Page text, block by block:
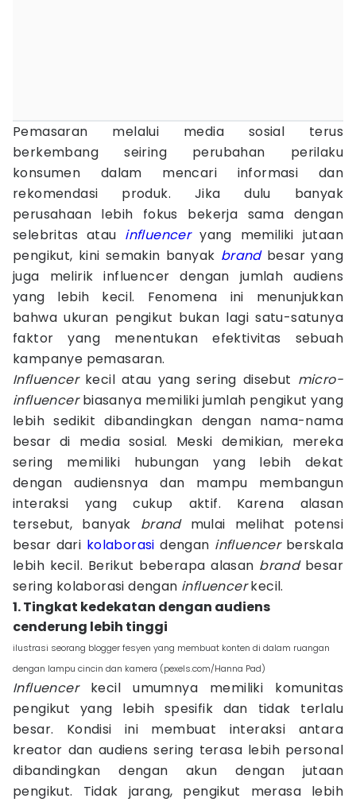
Pemasaran melalui media sosial terus
berkembang seiring perubahan perilaku
konsumen dalam mencari informasi dan
rekomendasi produk. Jika dulu banyak
perusahaan lebih fokus bekerja sama dengan
selebritas atau influenceryang memiliki jutaan
pengikut, kini semakin banyak brandbesar yang
juga melirik influencer dengan jumlah audiens
yang lebih kecil. Fenomena ini menunjukkan
bahwa ukuran pengikut bukan lagi satu-satunya
faktor yang menentukan efektivitas sebuah
kampanye pemasaran.
Influencerkecil atau yang sering disebut micro-
influencerbiasanya memiliki jumlah pengikut yang
lebih sedikit dibandingkan dengan nama-nama
besar di media sosial. Meski demikian, mereka
sering memiliki hubungan yang lebih dekat
dengan audiensnya dan mampu membangun
interaksi yang cukup aktif. Karena alasan
tersebut, banyak brandmulai melihat potensi
besar dari kolaborasi dengan influencerberskala
lebih kecil. Berikut beberapa alasan brand besar
sering kolaborasi dengan influencerkecil.
1. Tingkat kedekatan dengan audiens
cenderung lebih tinggi
ilustrasi seorang blogger fesyen yang membuat konten di dalam ruangan
dengan lampu cincin dan kamera (pexels.com/Hanna Pad)
Influencerkecil umumnya memiliki komunitas
pengikut yang lebih spesifik dan tidak terlalu
besar. Kondisi ini membuat interaksi antara
kreator dan audiens sering terasa lebih personal
dibandingkan dengan akun dengan jutaan
pengikut. Tidak jarang, pengikut merasa lebih